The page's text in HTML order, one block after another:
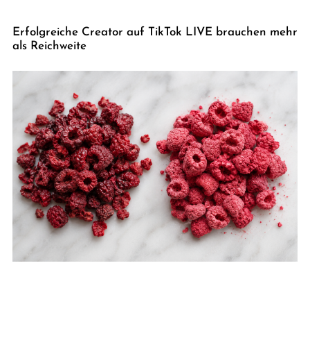
Erfolgreiche Creator auf TikTok LIVE brauchen mehr
als Reichweite